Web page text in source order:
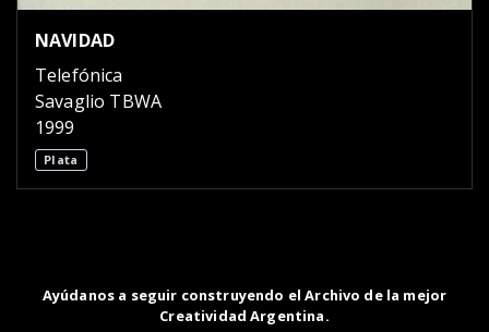
NAVIDAD
Telefónica
Savaglio TBWA
1999
Plata
Ayúdanos a seguir construyendo el Archivo de la mejor
Creatividad Argentina.